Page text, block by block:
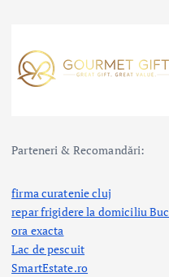
Parteneri & Recomandări:
firma curatenie cluj
repar frigidere la domiciliu
ora exacta
Lac de pescuit
SmartEstate.ro